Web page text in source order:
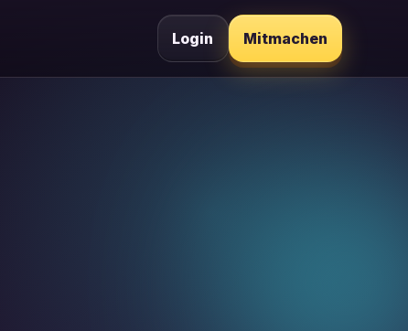
Login Mitmachen